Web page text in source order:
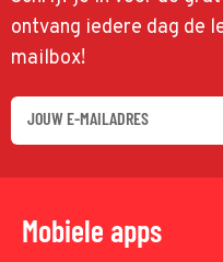
ontvang iedere dag de
mailbox!
Mobiele apps